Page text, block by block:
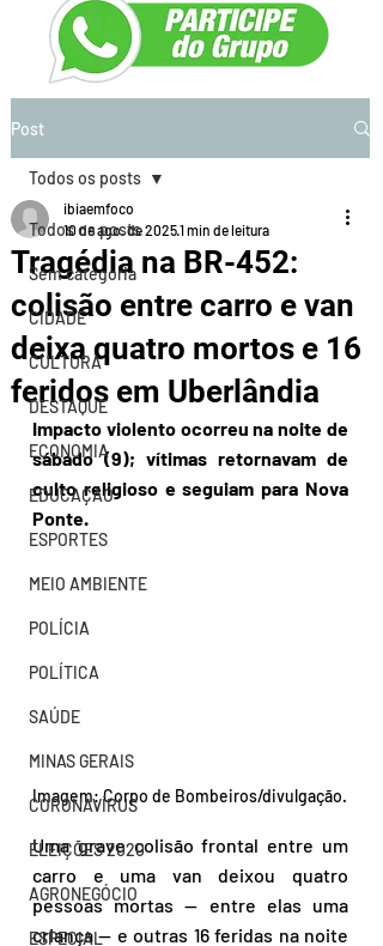
Post
Todos os posts
Sem categoria
CIDADE
CULTURA
DESTAQUE
ECONOMIA
EDUCAÇÃO
ESPORTES
MEIO AMBIENTE
POLÍCIA
POLÍTICA
SAÚDE
MINAS GERAIS
CORONAVÍRUS
ELEIÇÕES 2020
AGRONEGÓCIO
ESPECIAL
Todos os posts
Tragédia na BR-452:
colisão entre carro e van
deixa quatro mortos e 16
feridos em Uberlândia
ibiaemfoco
10 de ago. de 20251 min de leitura
Impacto violento ocorreu na noite de
sábado (9); vítimas retornavam de
culto religioso e seguiam para Nova
Ponte.
Imagem: Corpo de Bombeiros/divulgação.
Uma grave colisão frontal entre um
carro e uma van deixou quatro
pessoas mortas — entre elas uma
criança — e outras 16 feridas na noite